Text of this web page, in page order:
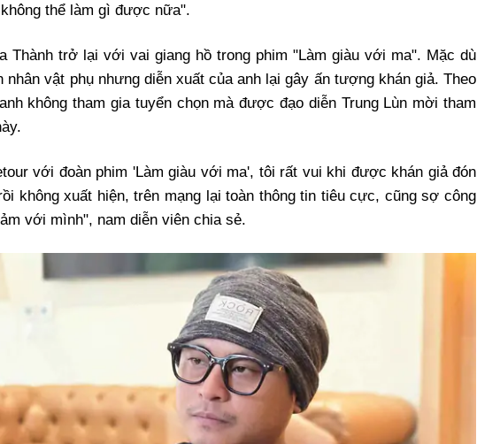
thể làm gì được nữa".
Thành trở lại với vai giang hồ trong phim "Làm giàu với ma". Mặc dù
nhân vật phụ nhưng diễn xuất của anh lại gây ấn tượng khán giả. Theo
không tham gia tuyển chọn mà được đạo diễn Trung Lùn mời tham
với đoàn phim 'Làm giàu với ma', tôi rất vui khi được khán giả đón
không xuất hiện, trên mạng lại toàn thông tin tiêu cực, cũng sợ công
với mình", nam diễn viên chia sẻ.